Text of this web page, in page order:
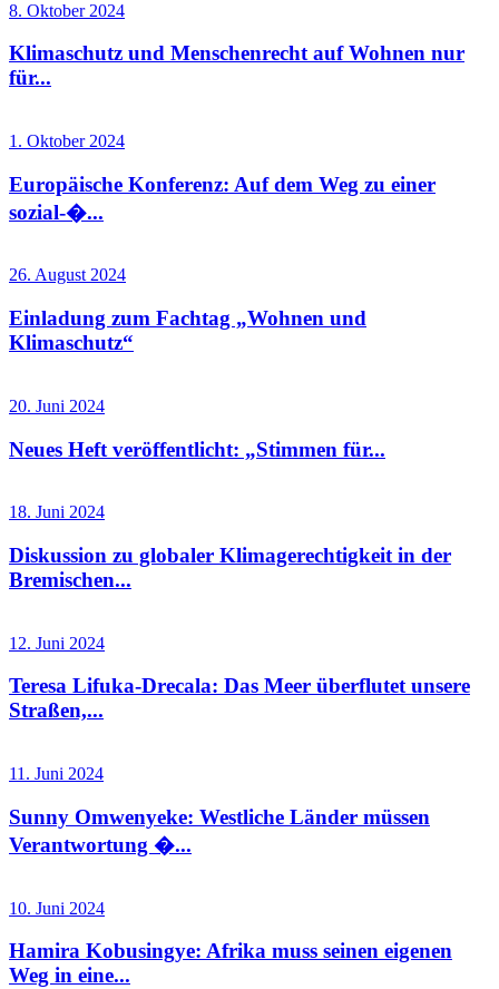
8. Oktober 2024
Klimaschutz und Menschenrecht auf Wohnen nur
für...
1. Oktober 2024
Europäische Konferenz: Auf dem Weg zu einer
sozial-�...
26. August 2024
Einladung zum Fachtag „Wohnen und
Klimaschutz“
20. Juni 2024
Neues Heft veröffentlicht: „Stimmen für...
18. Juni 2024
Diskussion zu globaler Klimagerechtigkeit in der
Bremischen...
12. Juni 2024
Teresa Lifuka-Drecala: Das Meer überflutet unsere
Straßen,...
11. Juni 2024
Sunny Omwenyeke: Westliche Länder müssen
Verantwortung �...
10. Juni 2024
Hamira Kobusingye: Afrika muss seinen eigenen
Weg in eine...